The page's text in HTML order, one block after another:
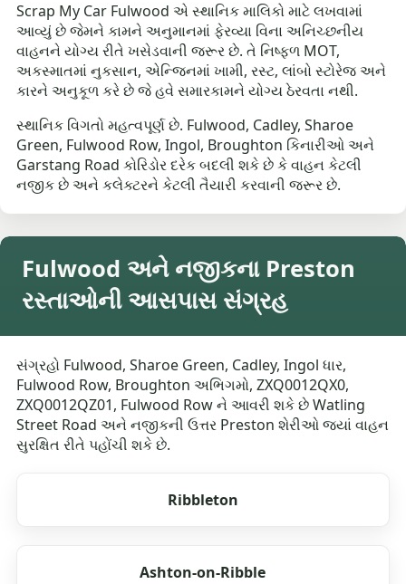
Scrap My Car Fulwood એ સ્થાનિક માલિકો માટે લખવામાં
આવ્યું છે જેમને કામને અનુમાનમાં ફેરવ્યા વિના અનિચ્છનીય
વાહનને યોગ્ય રીતે ખસેડવાની જરૂર છે. તે નિષ્ફળ MOT,
અકસ્માતમાં નુકસાન, એન્જિનમાં ખામી, રસ્ટ, લાંબો સ્ટોરેજ અને
કારને અનુકૂળ કરે છે જે હવે સમારકામને યોગ્ય ઠેરવતા નથી.
સ્થાનિક વિગતો મહત્વપૂર્ણ છે. Fulwood, Cadley, Sharoe
Green, Fulwood Row, Ingol, Broughton કિનારીઓ અને
Garstang Road કોરિડોર દરેક બદલી શકે છે કે વાહન કેટલી
નજીક છે અને કલેક્ટરને કેટલી તૈયારી કરવાની જરૂર છે.
Fulwood અને નજીકના Preston
રસ્તાઓની આસપાસ સંગ્રહ
સંગ્રહો Fulwood, Sharoe Green, Cadley, Ingol ધાર,
Fulwood Row, Broughton અભિગમો, ZXQ0012QX0,
ZXQ0012QZ01, Fulwood Row ને આવરી શકે છે Watling
Street Road અને નજીકની ઉત્તર Preston શેરીઓ જ્યાં વાહન
સુરક્ષિત રીતે પહોંચી શકે છે.
Ribbleton
Ashton-on-Ribble